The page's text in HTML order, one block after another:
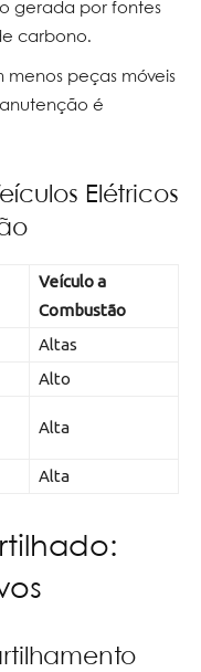
gerada por fontes
carbono.
menos peças móveis
é
Elétricos
Veículo a
Combustão
Altas
Alto
Alta
Alta